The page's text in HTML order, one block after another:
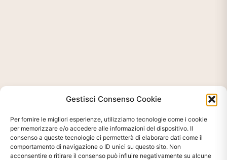
Gestisci Consenso Cookie
Per fornire le migliori esperienze, utilizziamo tecnologie come i cookie
per memorizzare e/o accedere alle informazioni del dispositivo. Il
consenso a queste tecnologie ci permetterà di elaborare dati come il
comportamento di navigazione o ID unici su questo sito. Non
acconsentire o ritirare il consenso può influire negativamente su alcune